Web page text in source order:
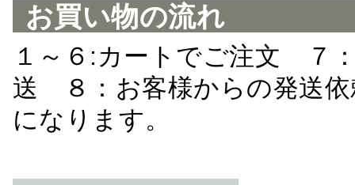
お買い物の流れ
１～６:カートでご注文 ７
送 ８：お客様からの発送
になります。